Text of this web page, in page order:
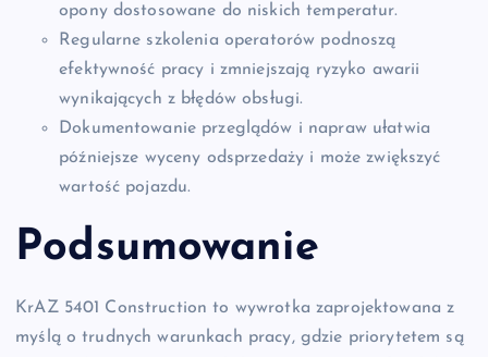
opony dostosowane do niskich temperatur.
Regularne szkolenia operatorów podnoszą
efektywność pracy i zmniejszają ryzyko awarii
wynikających z błędów obsługi.
Dokumentowanie przeglądów i napraw ułatwia
późniejsze wyceny odsprzedaży i może zwiększyć
wartość pojazdu.
Podsumowanie
KrAZ 5401 Construction to wywrotka zaprojektowana z
myślą o trudnych warunkach pracy, gdzie priorytetem są